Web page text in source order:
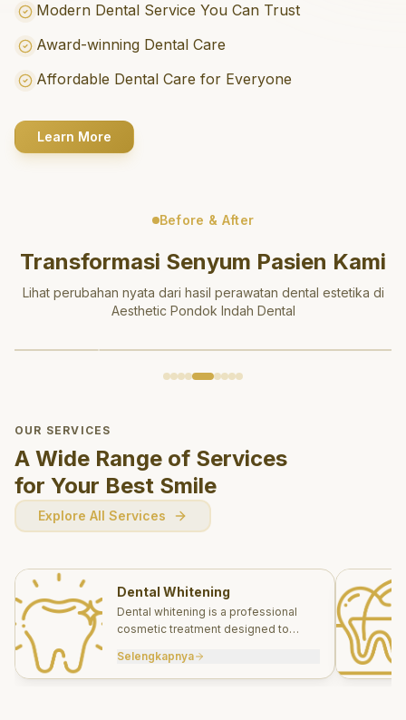
Modern Dental Service You Can Trust
Award-winning Dental Care
Affordable Dental Care for Everyone
Learn More
Before & After
Transformasi Senyum Pasien Kami
Lihat perubahan nyata dari hasil perawatan dental estetika di
Aesthetic Pondok Indah Dental
OUR SERVICES
A Wide Range of Services
for Your Best Smile
Explore All Services
Dental Whitening
Dental whitening is a professional
cosmetic treatment designed to
effectively.
Selengkapnya